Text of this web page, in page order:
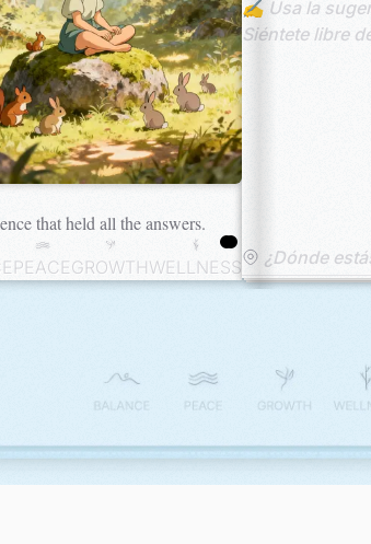
that held all the answers.
PEACEGROWTHWELLNESS